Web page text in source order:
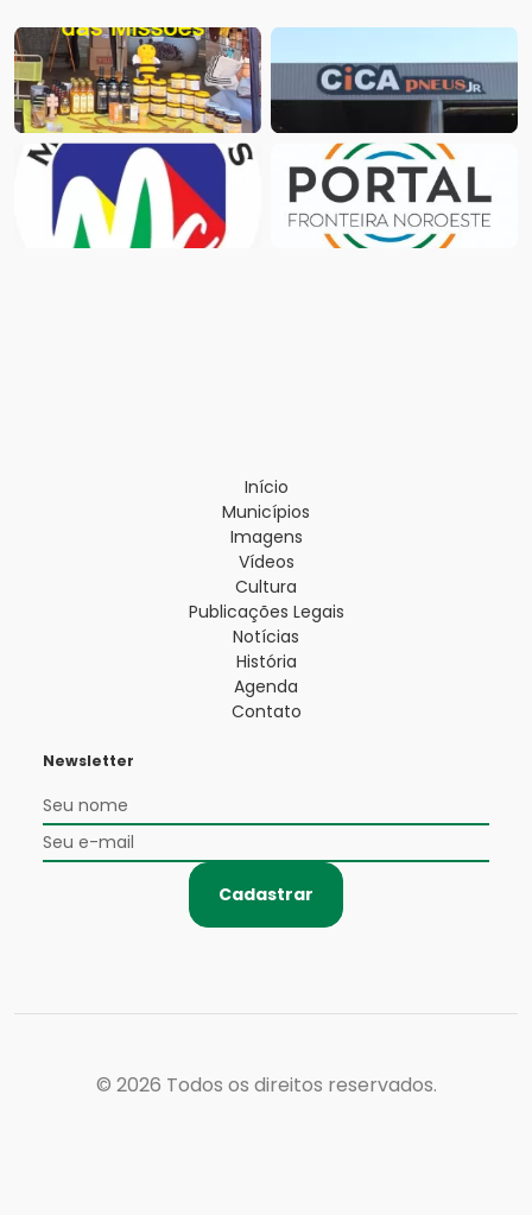
Início
Municípios
Imagens
Vídeos
Cultura
Publicações Legais
Notícias
História
Agenda
Contato
Newsletter
Cadastrar
© 2026 Todos os direitos reservados.